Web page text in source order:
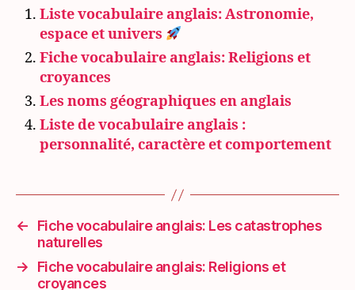
Liste vocabulaire anglais: Astronomie,
espace et univers
Fiche vocabulaire anglais: Religions et
croyances
Les noms géographiques en anglais
Liste de vocabulaire anglais :
personnalité, caractère et comportement
←
Fiche vocabulaire anglais: Les catastrophes
naturelles
→
Fiche vocabulaire anglais: Religions et
croyances